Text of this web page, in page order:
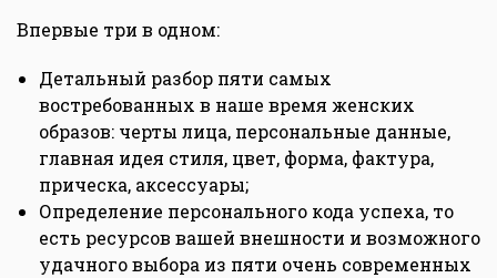
Впервые три в одном:
Детальный разбор пяти самых
востребованных в наше время женских
образов: черты лица, персональные данные,
главная идея стиля, цвет, форма, фактура,
прическа, аксессуары;
Определение персонального кода успеха, то
есть ресурсов вашей внешности и возможного
удачного выбора из пяти очень современных